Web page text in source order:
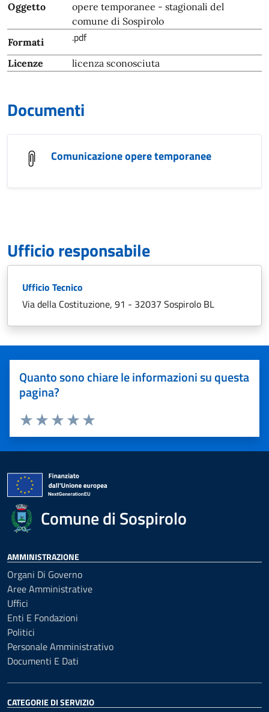
Oggetto
opere temporanee - stagionali del
comune di Sospirolo
Formati
.pdf
Licenze licenza sconosciuta
Documenti
Comunicazione opere temporanee
Ufficio responsabile
Ufficio Tecnico
Via della Costituzione, 91 - 32037 Sospirolo BL
Quanto sono chiare le informazioni su questa
pagina?
Valuta 5 stelle su 5
Valuta 4 stelle su 5
Valuta 3 stelle su 5
Valuta 2 stelle su 5
Valuta 1 stelle su 5
Comune di Sospirolo
AMMINISTRAZIONE
Organi Di Governo
Aree Amministrative
Uffici
Enti E Fondazioni
Politici
Personale Amministrativo
Documenti E Dati
CATEGORIE DI SERVIZIO